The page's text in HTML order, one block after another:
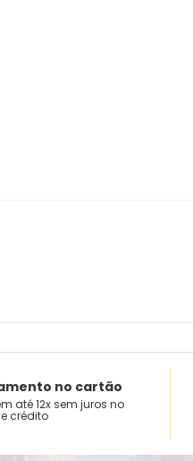
no cartão
até 12x sem juros no
crédito